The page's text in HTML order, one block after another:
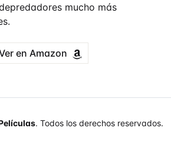
mucho más
en Amazon
. Todos los derechos reservados.